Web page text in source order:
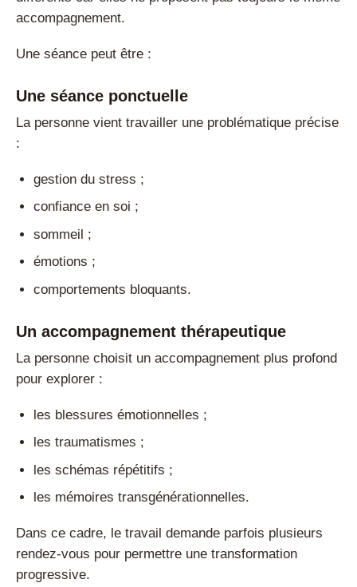
accompagnement.
Une séance peut être :
Une séance ponctuelle
La personne vient travailler une problématique précise
:
gestion du stress ;
confiance en soi ;
sommeil ;
émotions ;
comportements bloquants.
Un accompagnement thérapeutique
La personne choisit un accompagnement plus profond
pour explorer :
les blessures émotionnelles ;
les traumatismes ;
les schémas répétitifs ;
les mémoires transgénérationnelles.
Dans ce cadre, le travail demande parfois plusieurs
rendez-vous pour permettre une transformation
progressive.